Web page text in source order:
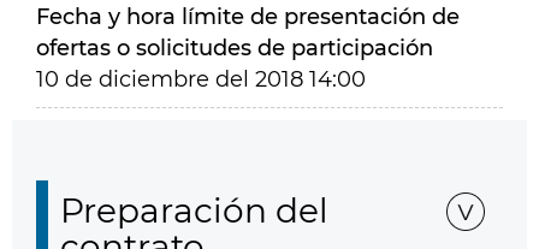
Fecha y hora límite de presentación de
ofertas o solicitudes de participación
10 de diciembre del 2018 14:00
Preparación del